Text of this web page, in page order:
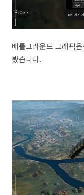
배틀그라운드 그래픽
봤습니다.